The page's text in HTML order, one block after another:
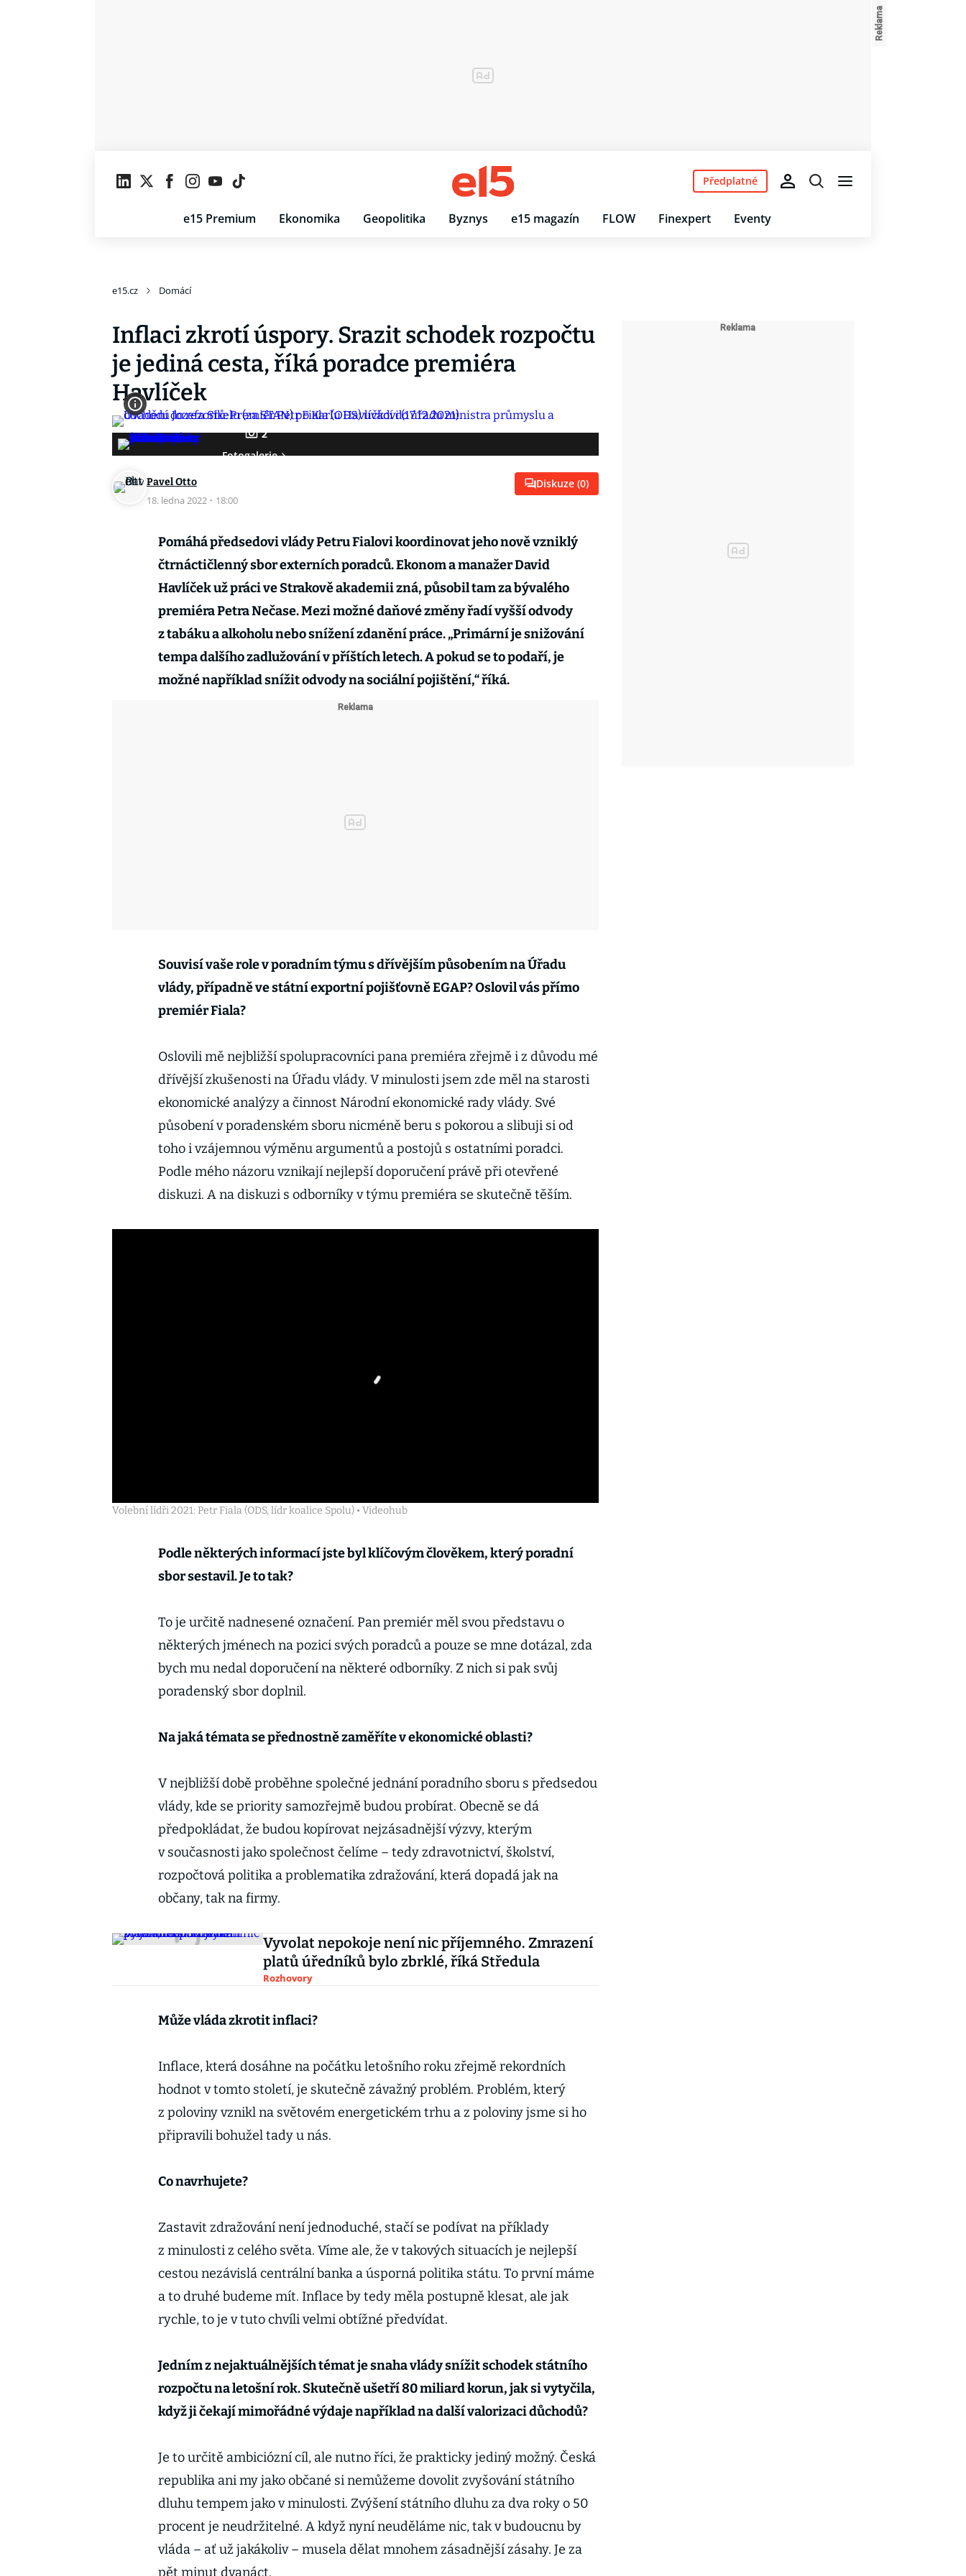
e15 Premium Ekonomika Geopolitika Byznys e15 magazín FLOW Finexpert Eventy
Předplatné
e15.cz Domácí
Inflaci zkrotí úspory. Srazit schodek rozpočtu
je jediná cesta, říká poradce premiéra
Havlíček
2
Fotogalerie
Pavel Otto
18. ledna 2022 · 18:00
Diskuze (0)
Pomáhá předsedovi vlády Petru Fialovi koordinovat jeho nově vzniklý
čtrnáctičlenný sbor externích poradců. Ekonom a manažer David
Havlíček už práci ve Strakově akademii zná, působil tam za bývalého
premiéra Petra Nečase. Mezi možné daňové změny řadí vyšší odvody
z tabáku a alkoholu nebo snížení zdanění práce. „Primární je snižování
tempa dalšího zadlužování v příštích letech. A pokud se to podaří, je
možné například snížit odvody na sociální pojištění,“ říká.
Souvisí vaše role v poradním týmu s dřívějším působením na Úřadu
vlády, případně ve státní exportní pojišťovně EGAP? Oslovil vás přímo
premiér Fiala?
Oslovili mě nejbližší spolupracovníci pana premiéra zřejmě i z důvodu mé
dřívější zkušenosti na Úřadu vlády. V minulosti jsem zde měl na starosti
ekonomické analýzy a činnost Národní ekonomické rady vlády. Své
působení v poradenském sboru nicméně beru s pokorou a slibuji si od
toho i vzájemnou výměnu argumentů a postojů s ostatními poradci.
Podle mého názoru vznikají nejlepší doporučení právě při otevřené
diskuzi. A na diskuzi s odborníky v týmu premiéra se skutečně těším.
Volební lídři 2021: Petr Fiala (ODS, lídr koalice Spolu) • Videohub
Podle některých informací jste byl klíčovým člověkem, který poradní
sbor sestavil. Je to tak?
To je určitě nadnesené označení. Pan premiér měl svou představu o
některých jménech na pozici svých poradců a pouze se mne dotázal, zda
bych mu nedal doporučení na některé odborníky. Z nich si pak svůj
poradenský sbor doplnil.
Na jaká témata se přednostně zaměříte v ekonomické oblasti?
V nejbližší době proběhne společné jednání poradního sboru s předsedou
vlády, kde se priority samozřejmě budou probírat. Obecně se dá
předpokládat, že budou kopírovat nejzásadnější výzvy, kterým
v současnosti jako společnost čelíme – tedy zdravotnictví, školství,
rozpočtová politika a problematika zdražování, která dopadá jak na
občany, tak na firmy.
Vyvolat nepokoje není nic příjemného. Zmrazení
platů úředníků bylo zbrklé, říká Středula
Rozhovory
Může vláda zkrotit inflaci?
Inflace, která dosáhne na počátku letošního roku zřejmě rekordních
hodnot v tomto století, je skutečně závažný problém. Problém, který
z poloviny vznikl na světovém energetickém trhu a z poloviny jsme si ho
připravili bohužel tady u nás.
Co navrhujete?
Zastavit zdražování není jednoduché, stačí se podívat na příklady
z minulosti z celého světa. Víme ale, že v takových situacích je nejlepší
cestou nezávislá centrální banka a úsporná politika státu. To první máme
a to druhé budeme mít. Inflace by tedy měla postupně klesat, ale jak
rychle, to je v tuto chvíli velmi obtížné předvídat.
Jedním z nejaktuálnějších témat je snaha vlády snížit schodek státního
rozpočtu na letošní rok. Skutečně ušetří 80 miliard korun, jak si vytyčila,
když ji čekají mimořádné výdaje například na další valorizaci důchodů?
Je to určitě ambiciózní cíl, ale nutno říci, že prakticky jediný možný. Česká
republika ani my jako občané si nemůžeme dovolit zvyšování státního
dluhu tempem jako v minulosti. Zvýšení státního dluhu za dva roky o 50
procent je neudržitelné. A když nyní neuděláme nic, tak v budoucnu by
vláda – ať už jakákoliv – musela dělat mnohem zásadnější zásahy. Je za
pět minut dvanáct.